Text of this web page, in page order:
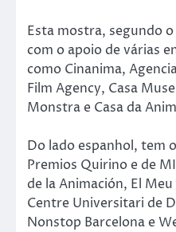
Esta mostra, segundo
com o apoio de várias
como Cinanima,
Film Agency, Casa
Monstra e Casa da
Do lado espanhol, tem
Premios Quirino e de
de la Animación, El
Centre Universitari de
Nonstop Barcelona e